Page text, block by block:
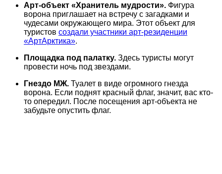
Арт-объект «Хранитель мудрости». Фигура
ворона приглашает на встречу с загадками и
чудесами окружающего мира. Этот объект для
туристов создали участники арт-резиденции
«АртАрктика».
Площадка под палатку. Здесь туристы могут
провести ночь под звездами.
Гнездо МЖ. Туалет в виде огромного гнезда
ворона. Если поднят красный флаг, значит, вас кто-
то опередил. После посещения арт-объекта не
забудьте опустить флаг.